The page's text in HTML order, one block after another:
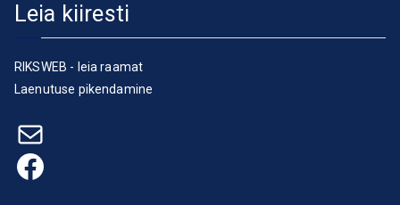
Leia kiiresti
RIKSWEB - leia raamat
Laenutuse pikendamine
E-post
Facebook